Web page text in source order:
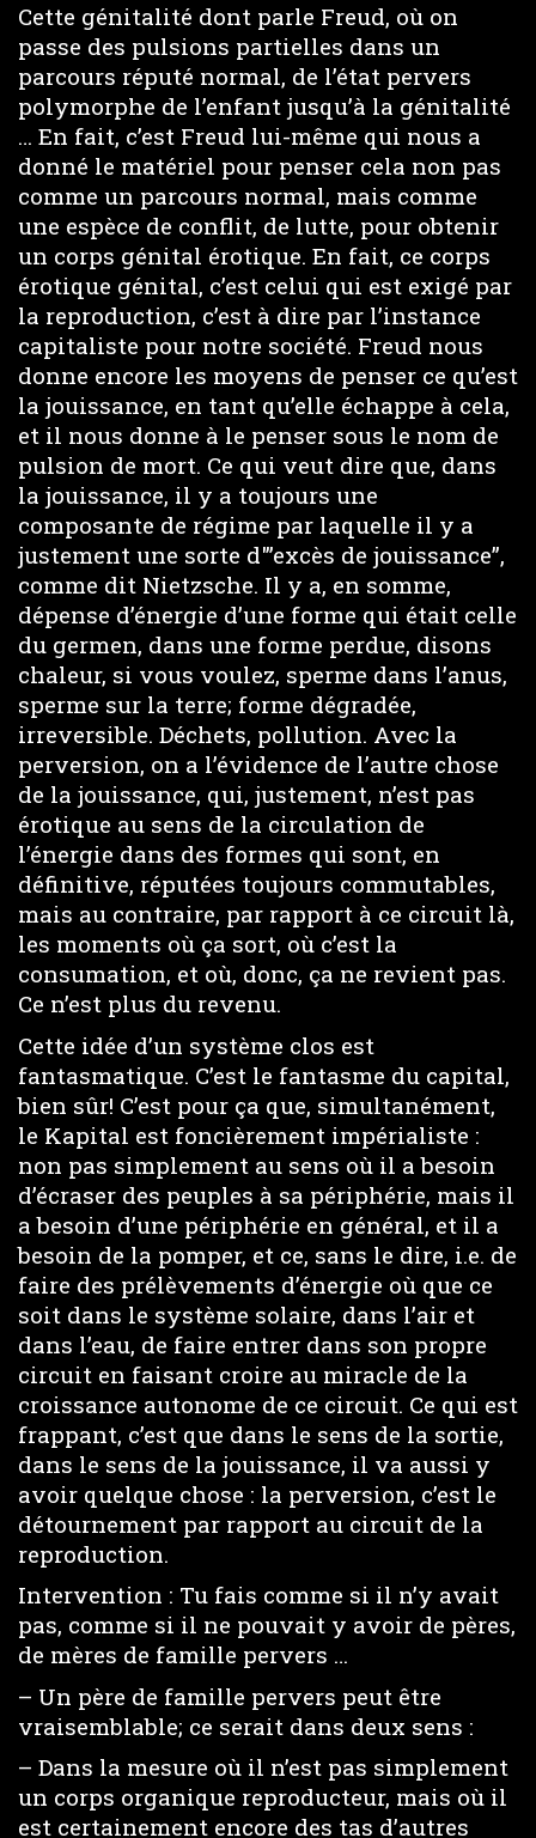
Cette génitalité dont parle Freud, où on
passe des pulsions partielles dans un
parcours réputé normal, de l’état pervers
polymorphe de l’enfant jusqu’à la génitalité
… En fait, c’est Freud lui-même qui nous a
donné le matériel pour penser cela non pas
comme un parcours normal, mais comme
une espèce de conflit, de lutte, pour obtenir
un corps génital érotique. En fait, ce corps
érotique génital, c’est celui qui est exigé par
la reproduction, c’est à dire par l’instance
capitaliste pour notre société. Freud nous
donne encore les moyens de penser ce qu’est
la jouissance, en tant qu’elle échappe à cela,
et il nous donne à le penser sous le nom de
pulsion de mort. Ce qui veut dire que, dans
la jouissance, il y a toujours une
composante de régime par laquelle il y a
justement une sorte d'”excès de jouissance”,
comme dit Nietzsche. Il y a, en somme,
dépense d’énergie d’une forme qui était celle
du germen, dans une forme perdue, disons
chaleur, si vous voulez, sperme dans l’anus,
sperme sur la terre; forme dégradée,
irreversible. Déchets, pollution. Avec la
perversion, on a l’évidence de l’autre chose
de la jouissance, qui, justement, n’est pas
érotique au sens de la circulation de
l’énergie dans des formes qui sont, en
définitive, réputées toujours commutables,
mais au contraire, par rapport à ce circuit là,
les moments où ça sort, où c’est la
consumation, et où, donc, ça ne revient pas.
Ce n’est plus du revenu.
Cette idée d’un système clos est
fantasmatique. C’est le fantasme du capital,
bien sûr! C’est pour ça que, simultanément,
le Kapital est foncièrement impérialiste :
non pas simplement au sens où il a besoin
d’écraser des peuples à sa périphérie, mais il
a besoin d’une périphérie en général, et il a
besoin de la pomper, et ce, sans le dire, i.e. de
faire des prélèvements d’énergie où que ce
soit dans le système solaire, dans l’air et
dans l’eau, de faire entrer dans son propre
circuit en faisant croire au miracle de la
croissance autonome de ce circuit. Ce qui est
frappant, c’est que dans le sens de la sortie,
dans le sens de la jouissance, il va aussi y
avoir quelque chose : la perversion, c’est le
détournement par rapport au circuit de la
reproduction.
Intervention : Tu fais comme si il n’y avait
pas, comme si il ne pouvait y avoir de pères,
de mères de famille pervers …
– Un père de famille pervers peut être
vraisemblable; ce serait dans deux sens :
– Dans la mesure où il n’est pas simplement
un corps organique reproducteur, mais où il
est certainement encore des tas d’autres